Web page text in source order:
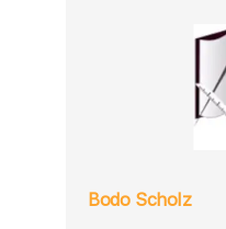
Bodo Scholz